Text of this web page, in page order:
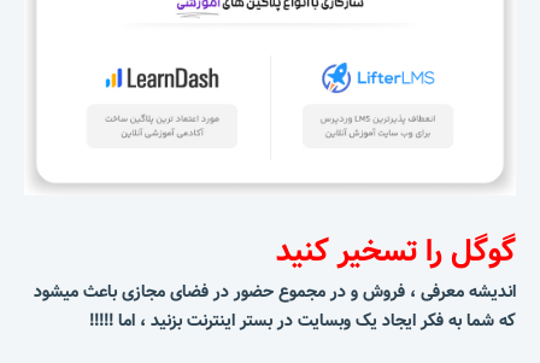
گوگل را تسخیر کنید
اندیشه معرفی ، فروش و در مجموع حضور در فضای مجازی باعث میشود
که شما به فکر ایجاد یک وبسایت در بستر اینترنت بزنید ، اما !!!!!